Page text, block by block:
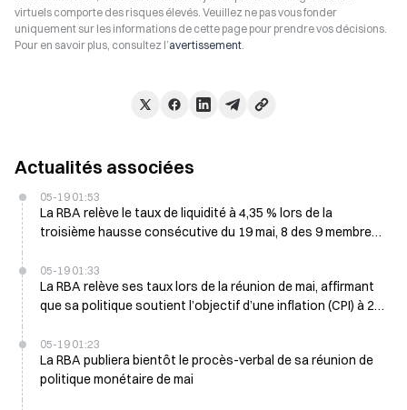
virtuels comporte des risques élevés. Veuillez ne pas vous fonder
uniquement sur les informations de cette page pour prendre vos décisions.
Pour en savoir plus, consultez l’avertissement.
Actualités associées
05-19 01:53
La RBA relève le taux de liquidité à 4,35 % lors de la
troisième hausse consécutive du 19 mai, 8 des 9 membres
05-19 01:33
La RBA relève ses taux lors de la réunion de mai, affirmant
que sa politique soutient l’objectif d’une inflation (CPI) à 2,5
05-19 01:23
La RBA publiera bientôt le procès-verbal de sa réunion de
politique monétaire de mai